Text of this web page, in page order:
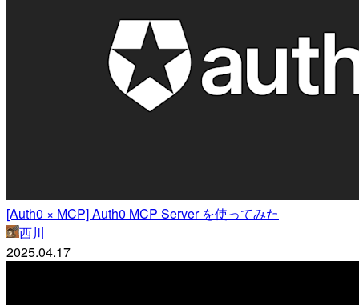
[Auth0 × MCP] Auth0 MCP Server を使ってみた
西川
2025.04.17